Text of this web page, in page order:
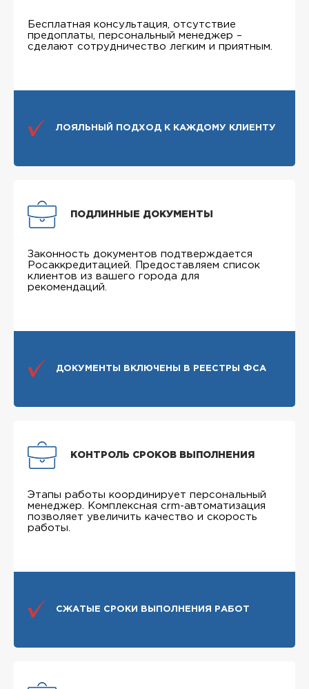
Бесплатная консультация, отсутствие
предоплаты, персональный менеджер –
сделают сотрудничество легким и приятным.
ЛОЯЛЬНЫЙ ПОДХОД К КАЖДОМУ КЛИЕНТУ
ПОДЛИННЫЕ ДОКУМЕНТЫ
Законность документов подтверждается
Росаккредитацией. Предоставляем список
клиентов из вашего города для
рекомендаций.
ДОКУМЕНТЫ ВКЛЮЧЕНЫ В РЕЕСТРЫ ФСА
КОНТРОЛЬ СРОКОВ ВЫПОЛНЕНИЯ
Этапы работы координирует персональный
менеджер. Комплексная crm-автоматизация
позволяет увеличить качество и скорость
работы.
СЖАТЫЕ СРОКИ ВЫПОЛНЕНИЯ РАБОТ